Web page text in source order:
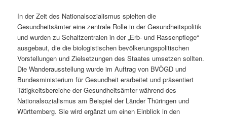
In der Zeit des Nationalsozialismus spielten die
Gesundheitsämter eine zentrale Rolle in der Gesundheitspolitik
und wurden zu Schaltzentralen in der „Erb- und Rassenpflege“
ausgebaut, die die biologistischen bevölkerungspolitischen
Vorstellungen und Zielsetzungen des Staates umsetzen sollten.
Die Wanderausstellung wurde im Auftrag von BVÖGD und
Bundesministerium für Gesundheit erarbeitet und präsentiert
Tätigkeitsbereiche der Gesundheitsämter während des
Nationalsozialismus am Beispiel der Länder Thüringen und
Württemberg. Sie wird ergänzt um einen Einblick in den